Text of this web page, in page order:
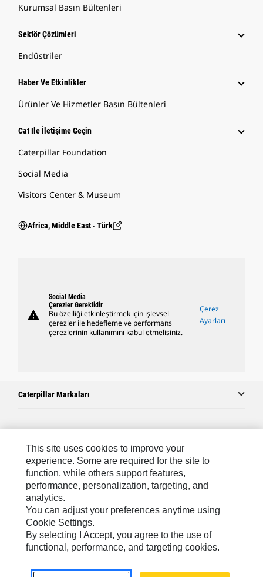
Kurumsal Basın Bültenleri
Sektör Çözümleri
Endüstriler
Haber Ve Etkinlikler
Ürünler Ve Hizmetler Basın Bültenleri
Cat Ile İletişime Geçin
Caterpillar Foundation
Social Media
Visitors Center & Museum
Africa, Middle East ‧ Türk
warning
Social Media
Çerezler Gereklidir
Bu özelliği etkinleştirmek için işlevsel
çerezler ile hedefleme ve performans
çerezlerinin kullanımını kabul etmelisiniz.
Çerez
Ayarları
Caterpillar Markaları
Caterpillar Müşteri Hizmetleri Ve Iletişim
Site Haritası
Cookie Settings
Yasal
Gizlilik
Africa, Middle East ‧ Türk© 2026 Caterpillar. Tüm Hakları Saklıdır.
This site uses cookies to improve your
experience. Some are required for the site to
function, while others support features,
performance, personalization, targeting, and
analytics.
You can adjust your preferences anytime using
Cookie Settings.
By selecting I Accept, you agree to the use of
functional, performance, and targeting cookies.